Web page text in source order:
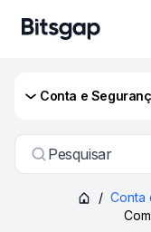
Conta e
Pesquisar
/ Conta